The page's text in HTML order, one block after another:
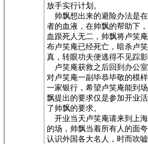
放手实行计划。
帅飘想出来的避险办法是
者的血液，在帅飘的帮助下
血跟死人无二，帅飘将卢笑
布卢笑庵已经死亡，暗杀卢
真，转眼功夫便逃得不见踪影
卢笑庵获救之后回到办公
对卢笑庵一副毕恭毕敬的模
一家银行，希望卢笑庵能到
飘提出的要求仅是参加开业
了帅飘的要求。
开业当天卢笑庵请来到上
的场，帅飘当着所有人的面
认识外国各大名人，时而吹